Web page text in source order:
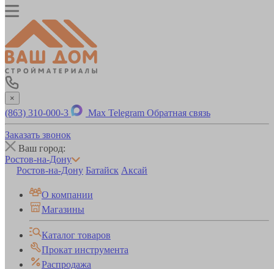
×
(863) 310-000-3 Max Telegram Обратная связь
Заказать звонок
Ваш город:
Ростов-на-Дону
Ростов-на-Дону Батайск Аксай
О компании
Магазины
Каталог товаров
Прокат инструмента
Распродажа